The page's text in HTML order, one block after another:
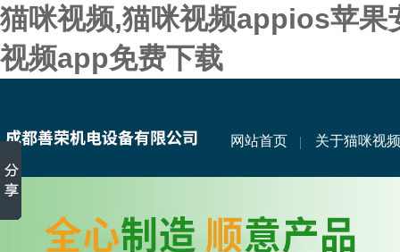
猫咪视频,猫咪视频appios苹果
视频app免费下载
网站首页 关于猫咪视频